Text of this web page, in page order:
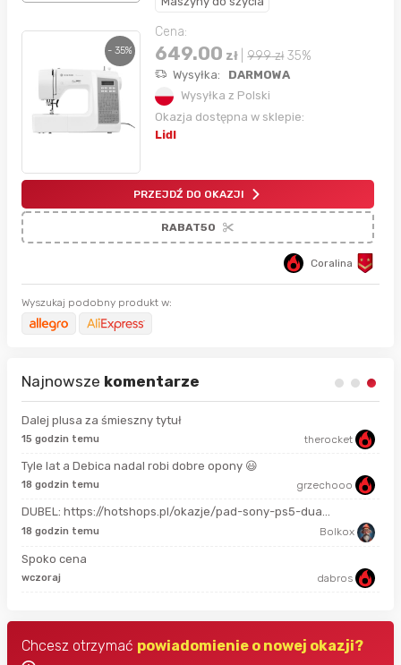
- 35%
Cena:
649.00 zł 999zł 35%
Wysyłka:
DARMOWA
Wysyłka z Polski
Okazja dostępna w sklepie:
Lidl
PRZEJDŹ DO OKAZJI
RABAT50
Coralina
Wyszukaj podobny produkt w:
Najnowsze komentarze
Dalej plusa za śmieszny tytuł
15 godzin temu therocket
Tyle lat a Debica nadal robi dobre opony 😃
18 godzin temu grzechooo
DUBEL: https://hotshops.pl/okazje/pad-sony-ps5-dua...
18 godzin temu Bolkox
Spoko cena
wczoraj dabros
Chcesz otrzymać powiadomienie o nowej okazji?